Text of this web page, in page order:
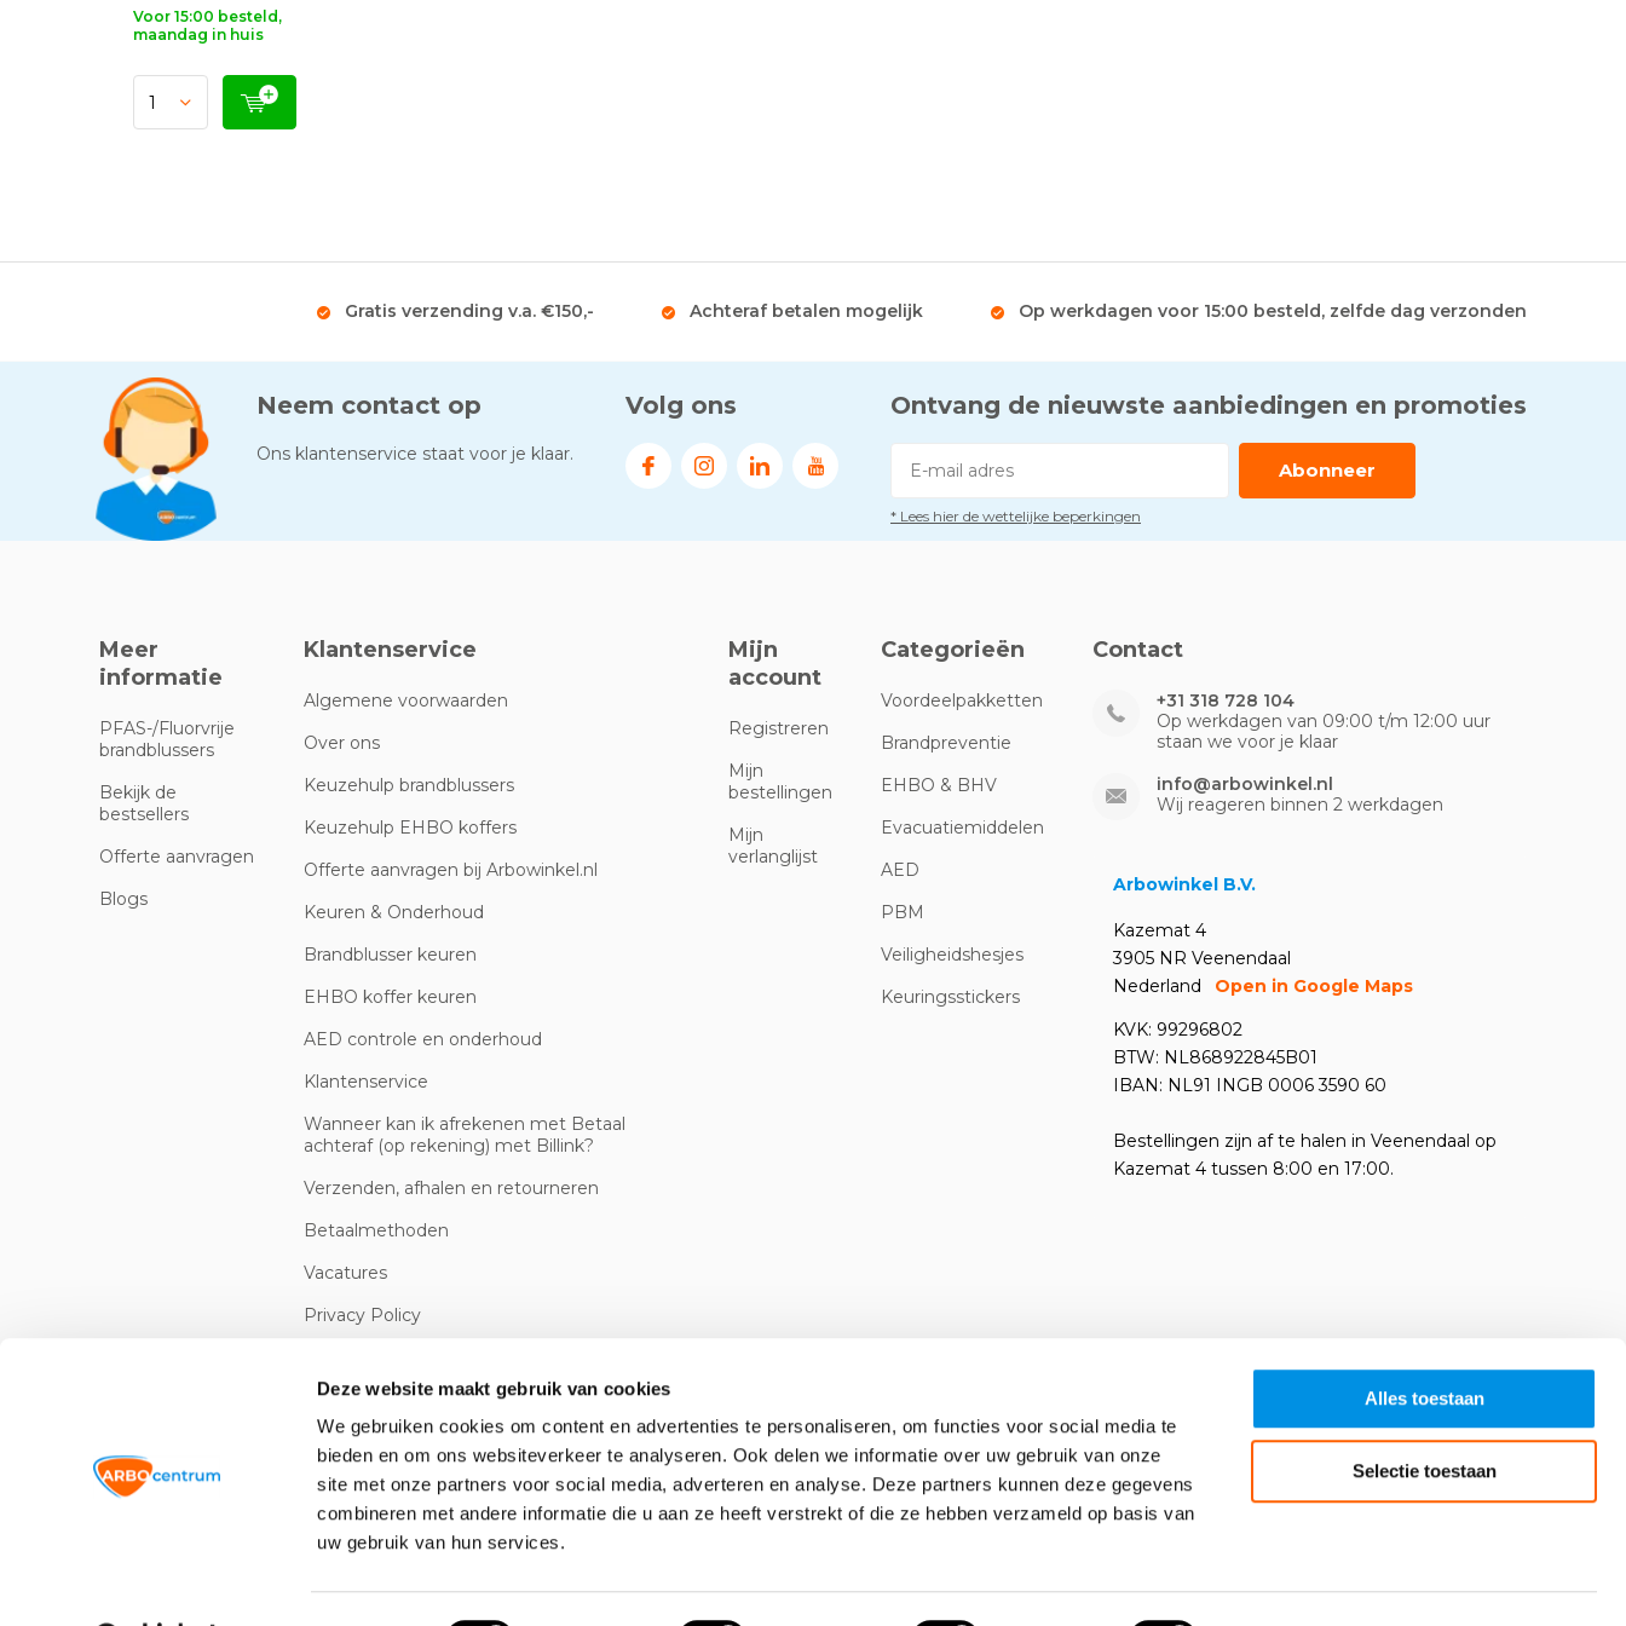
Deze website maakt gebruik van cookies
We gebruiken cookies om content en advertenties te personaliseren, om functies voor social media te
bieden en om ons websiteverkeer te analyseren. Ook delen we informatie over uw gebruik van onze
site met onze partners voor social media, adverteren en analyse. Deze partners kunnen deze gegevens
combineren met andere informatie die u aan ze heeft verstrekt of die ze hebben verzameld op basis van
uw gebruik van hun services.
Alles toestaan
Selectie toestaan
Voor 15:00 besteld,
maandag in huis
Gratis verzending v.a. €150,- Achteraf betalen mogelijk Op werkdagen voor 15:00 besteld, zelfde dag verzonden
Neem contact op
Ons klantenservice staat voor je klaar.
Volg ons Ontvang de nieuwste aanbiedingen en promoties
Abonneer
* Lees hier de wettelijke beperkingen
Meer
informatie
PFAS-/Fluorvrije
brandblussers
Bekijk de
bestsellers
Offerte aanvragen
Blogs
Klantenservice
Algemene voorwaarden
Over ons
Keuzehulp brandblussers
Keuzehulp EHBO koffers
Offerte aanvragen bij Arbowinkel.nl
Keuren & Onderhoud
Brandblusser keuren
EHBO koffer keuren
AED controle en onderhoud
Klantenservice
Wanneer kan ik afrekenen met Betaal
achteraf (op rekening) met Billink?
Verzenden, afhalen en retourneren
Betaalmethoden
Vacatures
Privacy Policy
Mijn
account
Registreren
Mijn
bestellingen
Mijn
verlanglijst
Categorieën
Voordeelpakketten
Brandpreventie
EHBO & BHV
Evacuatiemiddelen
AED
PBM
Veiligheidshesjes
Keuringsstickers
Contact
+31 318 728 104
Op werkdagen van 09:00 t/m 12:00 uur
staan we voor je klaar
info@arbowinkel.nl
Wij reageren binnen 2 werkdagen
Arbowinkel B.V.
Kazemat 4
3905 NR Veenendaal
Nederland
Open in Google Maps
KVK: 99296802
BTW: NL868922845B01
IBAN: NL91 INGB 0006 3590 60
Bestellingen zijn af te halen in Veenendaal op
Kazemat 4 tussen 8:00 en 17:00.